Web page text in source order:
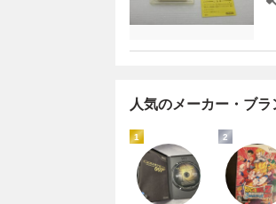
人気のメーカー・ブラ
1 2